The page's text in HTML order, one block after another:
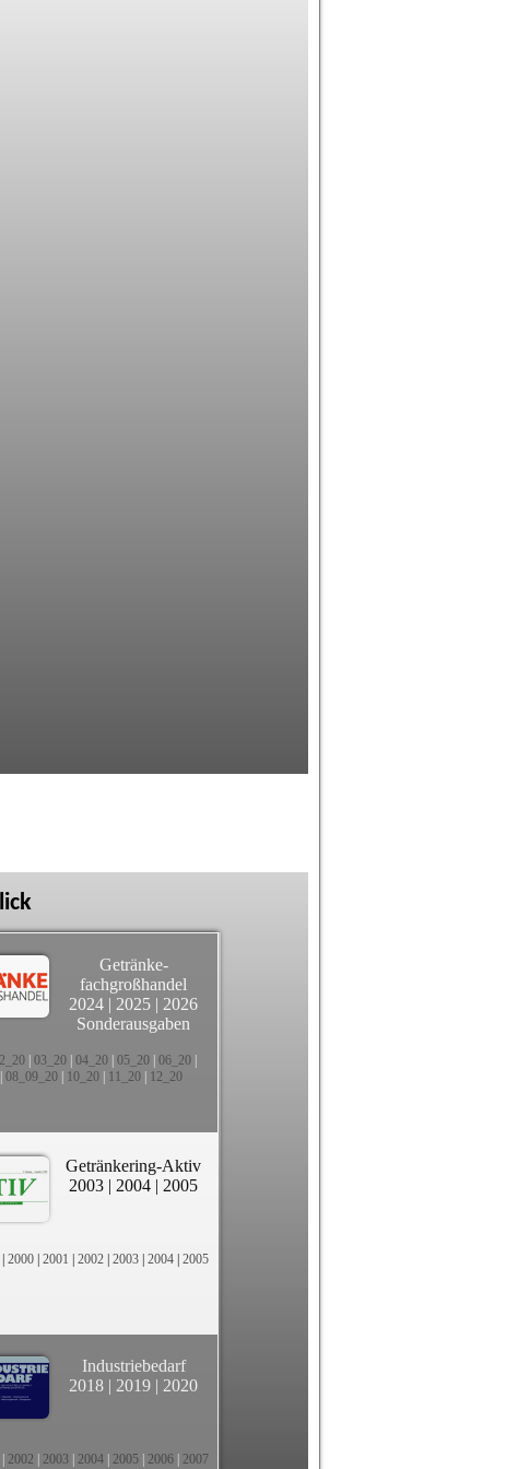
Getränke-
fachgroßhandel
2024 | 2025 | 2026
Sonderausgaben
| 03_20| 04_20| 05_20| 06_20|
08_09_20 10_20 11_20 12_20
Getränkering-Aktiv
2003 | 2004 | 2005
| 2000 | 2001 | 2002 | 2003 | 2004 | 2005
Industriebedarf
2018 | 2019 | 2020
2002 2003 2004 2005 2006 2007